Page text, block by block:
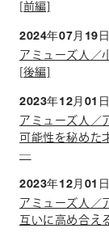
[前編]
2024年07月19日
アミューズ人／
[後編]
2023年12月01日
アミューズ人／
可能性を秘めた
―
2023年12月01日
アミューズ人／
互いに高め合え